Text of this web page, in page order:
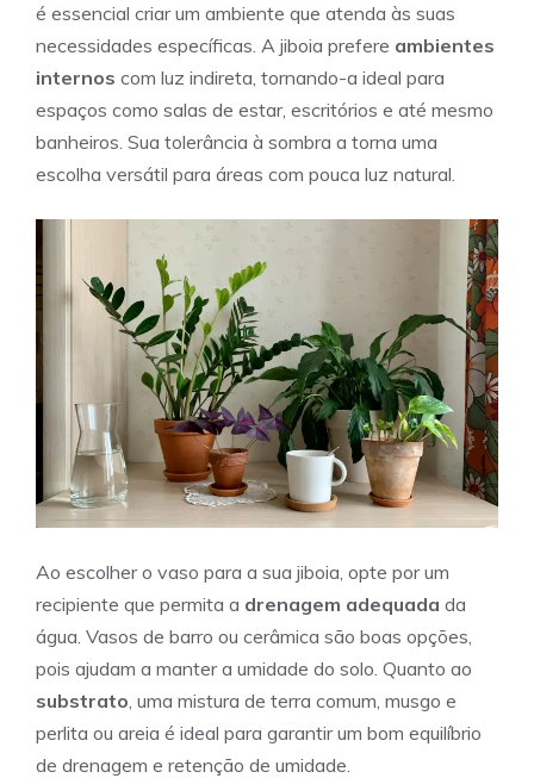
é essencial criar um ambiente que atenda às suas
necessidades específicas. A jiboia prefere ambientes
internos com luz indireta, tornando-a ideal para
espaços como salas de estar, escritórios e até mesmo
banheiros. Sua tolerância à sombra a torna uma
escolha versátil para áreas com pouca luz natural.
Ao escolher o vaso para a sua jiboia, opte por um
recipiente que permita a drenagem adequada da
água. Vasos de barro ou cerâmica são boas opções,
pois ajudam a manter a umidade do solo. Quanto ao
substrato, uma mistura de terra comum, musgo e
perlita ou areia é ideal para garantir um bom equilíbrio
de drenagem e retenção de umidade.